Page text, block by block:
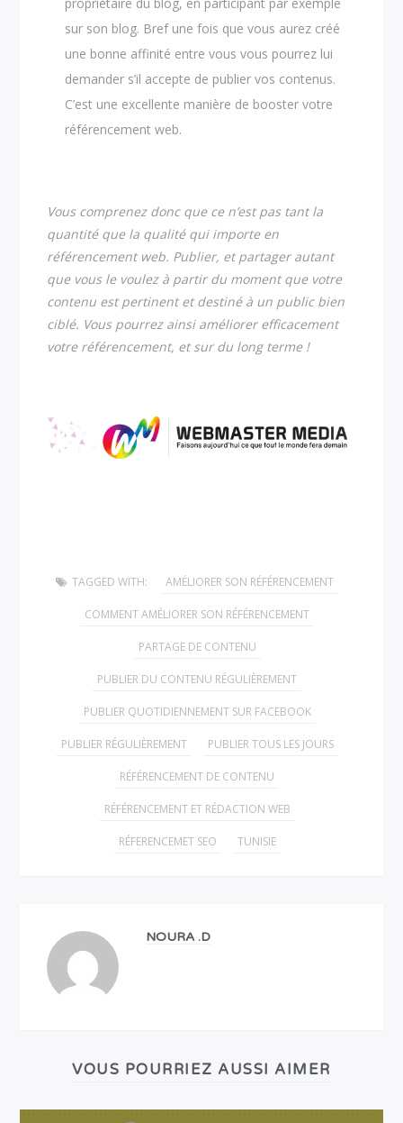
sur son blog. Bref une fois que vous aurez créé
une bonne affinité entre vous vous pourrez lui
demander s’il accepte de publier vos contenus.
C’est une excellente manière de booster votre
référencement web.
Vous comprenez donc que ce n’est pas tant la
quantité que la qualité qui importe en
référencement web. Publier, et partager autant
que vous le voulez à partir du moment que votre
contenu est pertinent et destiné à un public bien
ciblé. Vous pourrez ainsi améliorer efficacement
votre référencement, et sur du long terme !
TAGGED WITH: AMÉLIORER SON RÉFÉRENCEMENT
COMMENT AMÉLIORER SON RÉFÉRENCEMENT
PARTAGE DE CONTENU
PUBLIER DU CONTENU RÉGULIÈREMENT
PUBLIER QUOTIDIENNEMENT SUR FACEBOOK
PUBLIER RÉGULIÈREMENT PUBLIER TOUS LES JOURS
RÉFÉRENCEMENT DE CONTENU
RÉFÉRENCEMENT ET RÉDACTION WEB
RÉFERENCEMET SEO TUNISIE
NOURA .D
VOUS POURRIEZ AUSSI AIMER